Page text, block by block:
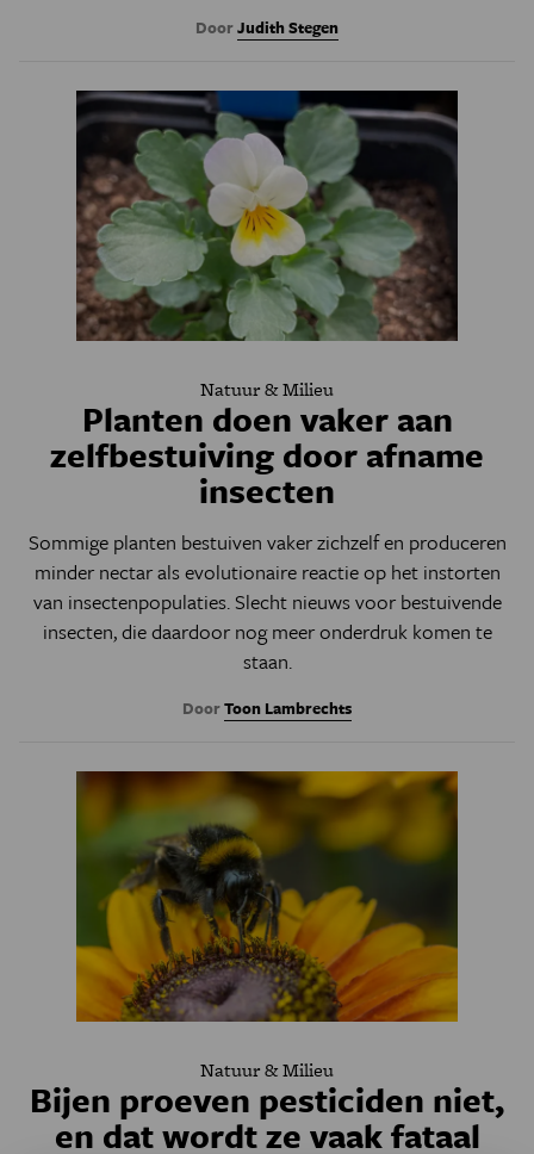
DoorJudith Stegen
Natuur & Milieu
Planten doen vaker aan
zelfbestuiving door afname
insecten
Sommige planten bestuiven vaker zichzelf en produceren
minder nectar als evolutionaire reactie op het instorten
van insectenpopulaties. Slecht nieuws voor bestuivende
insecten, die daardoor nog meer onderdruk komen te
staan.
DoorToon Lambrechts
Natuur & Milieu
Bijen proeven pesticiden niet,
en dat wordt ze vaak fataal